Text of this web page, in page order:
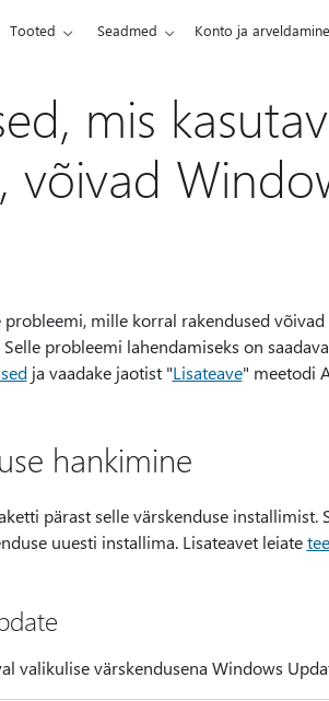
Tooted Seadmed Konto ja arveldamine
mis
võivad
mille korral rakendused
probleemi lahendamiseks on
ja vaadake jaotist "Lisateave" meetodi
hankimine
pärast selle värskenduse
uuesti installima. Lisateavet leiate
valikulise värskendusena Windows